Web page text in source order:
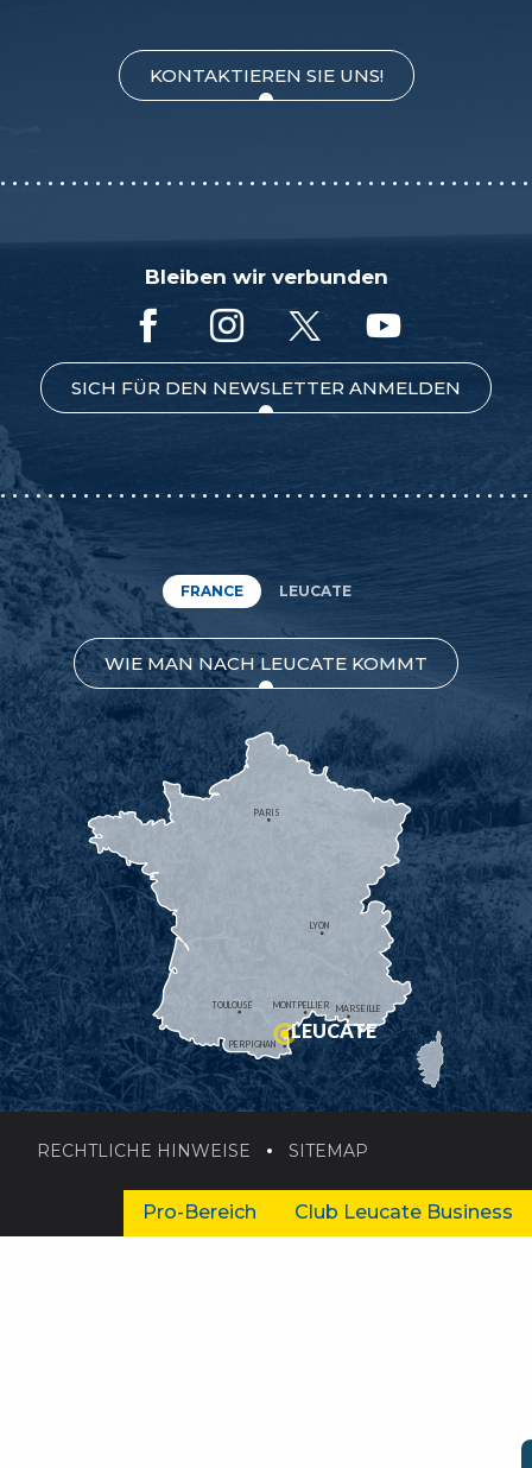
KONTAKTIEREN SIE UNS!
Bleiben wir verbunden
SICH FÜR DEN NEWSLETTER ANMELDEN
FRANCE LEUCATE
WIE MAN NACH LEUCATE KOMMT
MONTPELLIER
PERPIGNAN
MARSEILLE
TOULOUSE
LYON
PARIS
LEUCATE
RECHTLICHE HINWEISE SITEMAP
Pro-Bereich Club Leucate Business